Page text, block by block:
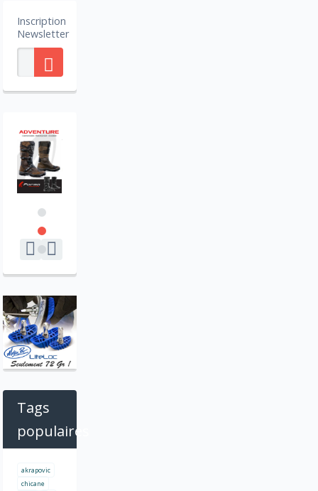
Inscription
Newsletter
Tags
populaires
akrapovic
chicane